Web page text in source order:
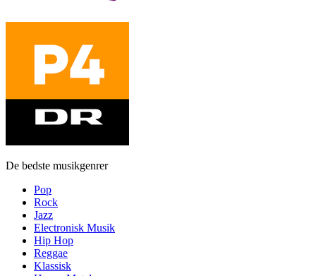
De bedste musikgenrer
Pop
Rock
Jazz
Electronisk Musik
Hip Hop
Reggae
Klassisk